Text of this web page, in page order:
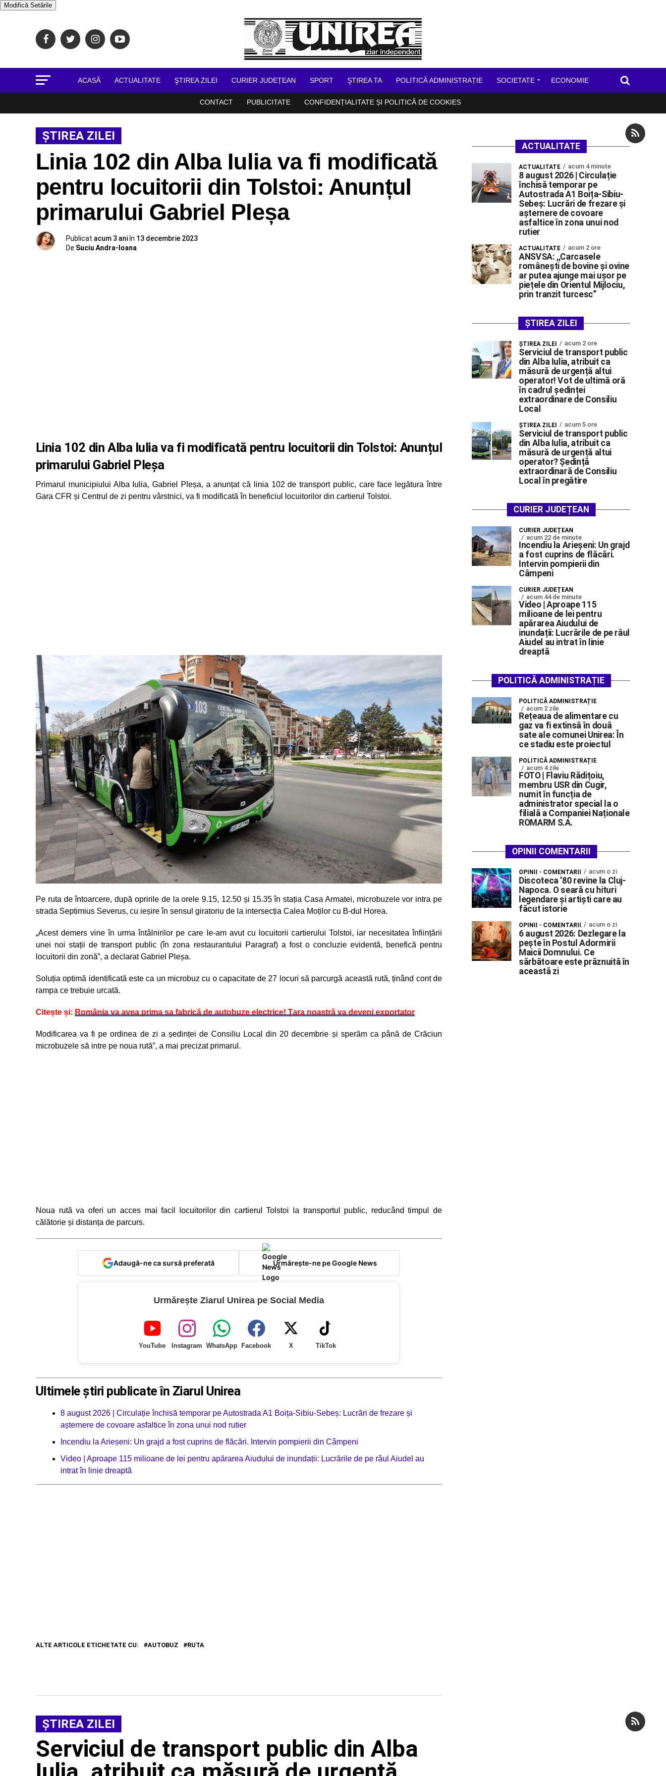
Modifică Setările
ACASĂ ACTUALITATE ŞTIREA ZILEI CURIER JUDEȚEAN SPORT ŞTIREA TA POLITICĂ ADMINISTRAȚIE SOCIETATE ECONOMIE
CONTACT PUBLICITATE CONFIDENȚIALITATE ȘI POLITICĂ DE COOKIES
ŞTIREA ZILEI
Linia 102 din Alba Iulia va fi modificată
pentru locuitorii din Tolstoi: Anunțul
primarului Gabriel Pleșa
Publicat acum 3 aniîn 13 decembrie 2023
De Suciu Andra-Ioana
Linia 102 din Alba Iulia va fi modificată pentru locuitorii din Tolstoi: Anunțul
primarului Gabriel Pleșa
Primarul municipiului Alba Iulia, Gabriel Pleșa, a anunțat că linia 102 de transport public, care face legătura între
Gara CFR și Centrul de zi pentru vârstnici, va fi modificată în beneficiul locuitorilor din cartierul Tolstoi.
Pe ruta de întoarcere, după opririle de la orele 9.15, 12.50 și 15.35 în stația Casa Armatei, microbuzele vor intra pe
strada Septimius Severus, cu ieșire în sensul giratoriu de la intersecția Calea Moților cu B-dul Horea.
„Acest demers vine în urma întâlnirilor pe care le-am avut cu locuitorii cartierului Tolstoi, iar necesitatea înființării
unei noi stații de transport public (în zona restaurantului Paragraf) a fost o concluzie evidentă, benefică pentru
locuitorii din zonă”, a declarat Gabriel Pleșa.
Soluția optimă identificată este ca un microbuz cu o capacitate de 27 locuri să parcurgă această rută, ținând cont de
rampa ce trebuie urcată.
Citește și: România va avea prima sa fabrică de autobuze electrice! Țara noastră va deveni exportator
Modificarea va fi pe ordinea de zi a ședinței de Consiliu Local din 20 decembrie și sperăm ca până de Crăciun
microbuzele să intre pe noua rută”, a mai precizat primarul.
Noua rută va oferi un acces mai facil locuitorilor din cartierul Tolstoi la transportul public, reducând timpul de
călătorie și distanța de parcurs.
Adaugă-ne ca sursă preferată Urmărește-ne pe Google News
Urmărește Ziarul Unirea pe Social Media
YouTube Instagram WhatsApp Facebook X TikTok
Ultimele știri publicate în Ziarul Unirea
8 august 2026 | Circulație închisă temporar pe Autostrada A1 Boița-Sibiu-Sebeș: Lucrări de frezare și
așternere de covoare asfaltice în zona unui nod rutier
Incendiu la Arieșeni: Un grajd a fost cuprins de flăcări. Intervin pompierii din Câmpeni
Video | Aproape 115 milioane de lei pentru apărarea Aiudului de inundații: Lucrările de pe râul Aiudel au
intrat în linie dreaptă
ALTE ARTICOLE ETICHETATE CU: AUTOBUZ RUTA
ŞTIREA ZILEI
Serviciul de transport public din Alba
ACTUALITATE
ACTUALITATE acum 4 minute
8 august 2026 | Circulație
închisă temporar pe
Autostrada A1 Boița-Sibiu-
Sebeș: Lucrări de frezare și
așternere de covoare
asfaltice în zona unui nod
rutier
ACTUALITATE acum 2 ore
ANSVSA: ,,Carcasele
românești de bovine și ovine
ar putea ajunge mai ușor pe
piețele din Orientul Mijlociu,
prin tranzit turcesc”
ȘTIREA ZILEI
ŞTIREA ZILEI acum 2 ore
Serviciul de transport public
din Alba Iulia, atribuit ca
măsură de urgență altui
operator! Vot de ultimă oră
în cadrul ședinței
extraordinare de Consiliu
Local
ŞTIREA ZILEI acum 5 ore
Serviciul de transport public
din Alba Iulia, atribuit ca
măsură de urgență altui
operator? Ședință
extraordinară de Consiliu
Local în pregătire
CURIER JUDEȚEAN
CURIER JUDEȚEAN
acum 22 de minute
Incendiu la Arieșeni: Un grajd
a fost cuprins de flăcări.
Intervin pompierii din
Câmpeni
CURIER JUDEȚEAN
acum 44 de minute
Video | Aproape 115
milioane de lei pentru
apărarea Aiudului de
inundații: Lucrările de pe râul
Aiudel au intrat în linie
dreaptă
POLITICĂ ADMINISTRAȚIE
POLITICĂ ADMINISTRAȚIE
acum 2 zile
Rețeaua de alimentare cu
gaz va fi extinsă în două
sate ale comunei Unirea: În
ce stadiu este proiectul
POLITICĂ ADMINISTRAȚIE
acum 4 zile
FOTO | Flaviu Rădițoiu,
membru USR din Cugir,
numit în funcția de
administrator special la o
filială a Companiei Naționale
ROMARM S.A.
OPINII COMENTARII
OPINII - COMENTARII acum o zi
Discoteca ’80 revine la Cluj-
Napoca. O seară cu hituri
legendare și artiști care au
făcut istorie
OPINII - COMENTARII acum o zi
6 august 2026: Dezlegare la
pește în Postul Adormirii
Maicii Domnului. Ce
sărbătoare este prăznuită în
această zi